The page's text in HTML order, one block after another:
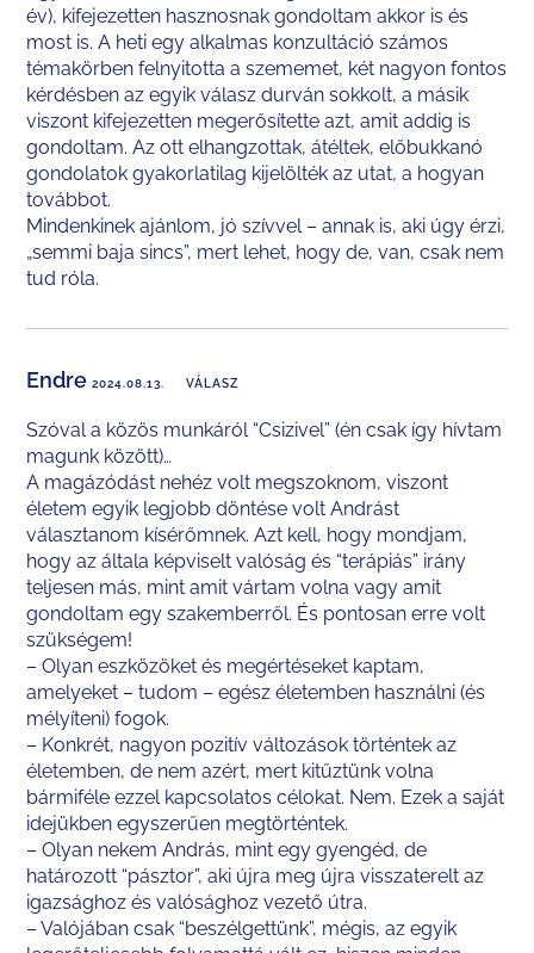
év), kifejezetten hasznosnak gondoltam akkor is és
most is. A heti egy alkalmas konzultáció számos
témakörben felnyitotta a szememet, két nagyon fontos
kérdésben az egyik válasz durván sokkolt, a másik
viszont kifejezetten megerősítette azt, amit addig is
gondoltam. Az ott elhangzottak, átéltek, előbukkanó
gondolatok gyakorlatilag kijelölték az utat, a hogyan
továbbot.
Mindenkinek ajánlom, jó szívvel – annak is, aki úgy érzi,
„semmi baja sincs”, mert lehet, hogy de, van, csak nem
tud róla.
Endre2024.08.13. VÁLASZ
Szóval a közös munkáról “Csizivel” (én csak így hívtam
magunk között)…
A magázódást nehéz volt megszoknom, viszont
életem egyik legjobb döntése volt Andrást
választanom kísérőmnek. Azt kell, hogy mondjam,
hogy az általa képviselt valóság és “terápiás” irány
teljesen más, mint amit vártam volna vagy amit
gondoltam egy szakemberről. És pontosan erre volt
szükségem!
– Olyan eszközöket és megértéseket kaptam,
amelyeket – tudom – egész életemben használni (és
mélyíteni) fogok.
– Konkrét, nagyon pozitív változások történtek az
életemben, de nem azért, mert kitűztünk volna
bármiféle ezzel kapcsolatos célokat. Nem. Ezek a saját
idejükben egyszerűen megtörténtek.
– Olyan nekem András, mint egy gyengéd, de
határozott “pásztor”, aki újra meg újra visszaterelt az
igazsághoz és valósághoz vezető útra.
– Valójában csak “beszélgettünk”, mégis, az egyik